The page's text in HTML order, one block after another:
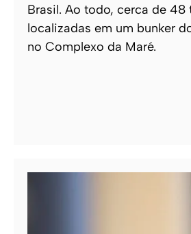
Brasil. Ao todo, cerca de
localizadas em um bunker
no Complexo da Maré.